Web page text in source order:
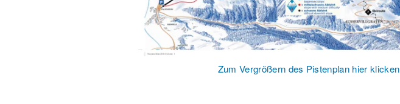
Zum Vergrößern des Pistenplan hier klicken